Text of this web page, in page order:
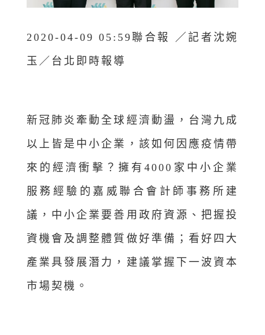
2020-04-09 05:59聯合報 ／記者沈婉
玉／台北即時報導
新冠肺炎牽動全球經濟動盪，台灣九成
以上皆是中小企業，該如何因應疫情帶
來的經濟衝擊？擁有4000家中小企業
服務經驗的嘉威聯合會計師事務所建
議，中小企業要善用政府資源、把握投
資機會及調整體質做好準備；看好四大
產業具發展潛力，建議掌握下一波資本
市場契機。